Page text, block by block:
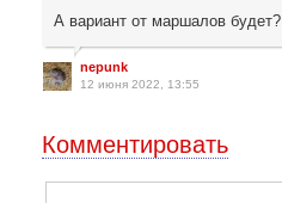
А вариант от маршалов будет?
nepunk
12 июня 2022, 13:55
Комментировать